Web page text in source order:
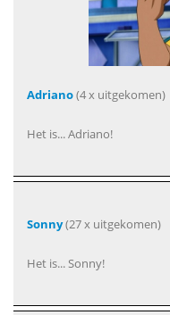
Adriano(4 x uitgekomen)
Het is... Adriano!
Sonny(27 x uitgekomen)
Het is... Sonny!